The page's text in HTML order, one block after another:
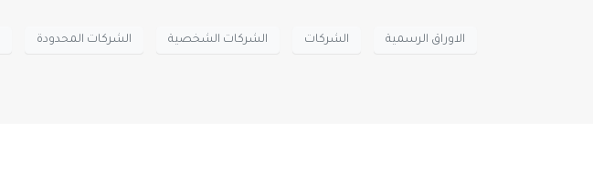
الاوراق الرسمية الشركات الشركات الشخصية الشركات المحدودة